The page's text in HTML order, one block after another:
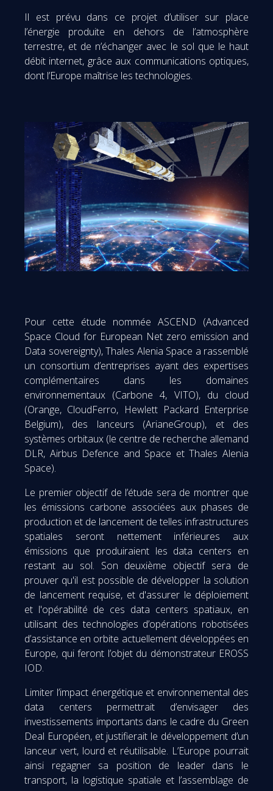
Il est prévu dans ce projet d’utiliser sur place
l’énergie produite en dehors de l’atmosphère
terrestre, et de n’échanger avec le sol que le haut
débit internet, grâce aux communications optiques,
dont l’Europe maîtrise les technologies.
Pour cette étude nommée ASCEND (Advanced
Space Cloud for European Net zero emission and
Data sovereignty), Thales Alenia Space a rassemblé
un consortium d’entreprises ayant des expertises
complémentaires dans les domaines
environnementaux (Carbone 4, VITO), du cloud
(Orange, CloudFerro, Hewlett Packard Enterprise
Belgium), des lanceurs (ArianeGroup), et des
systèmes orbitaux (le centre de recherche allemand
DLR, Airbus Defence and Space et Thales Alenia
Space).
Le premier objectif de l’étude sera de montrer que
les émissions carbone associées aux phases de
production et de lancement de telles infrastructures
spatiales seront nettement inférieures aux
émissions que produiraient les data centers en
restant au sol. Son deuxième objectif sera de
prouver qu'il est possible de développer la solution
de lancement requise, et d'assurer le déploiement
et l'opérabilité de ces data centers spatiaux, en
utilisant des technologies d’opérations robotisées
d’assistance en orbite actuellement développées en
Europe, qui feront l’objet du démonstrateur EROSS
IOD.
Limiter l’impact énergétique et environnemental des
data centers permettrait d’envisager des
investissements importants dans le cadre du Green
Deal Européen, et justifierait le développement d’un
lanceur vert, lourd et réutilisable. L’Europe pourrait
ainsi regagner sa position de leader dans le
transport, la logistique spatiale et l’assemblage de